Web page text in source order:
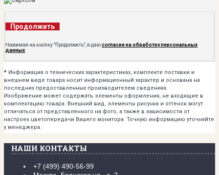
Продолжить
Нажимая на кнопку "Продолжить", я даюсогласие на обработку персональных
данных
* Информация о технических характеристиках, комплекте поставки и
внешнем виде товара носит информационный характер и основана на
последних предоставленных производителем сведениях.
Изображение может содержать элементы оформления, не входящие в
комплектацию товара. Внешний вид, элементы рисунка и оттенок могут
отличаться от представленного на фото, а также в зависимости от
настроек цветопередачи Вашего монитора. Точную информацию уточняйте
у менеджера.
НАШИ КОНТАКТЫ
+7 (499) 490-56-99